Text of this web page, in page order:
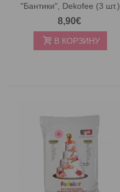
"Бантики", Dekofee (3 шт.)
8,90€
В КОРЗИНУ